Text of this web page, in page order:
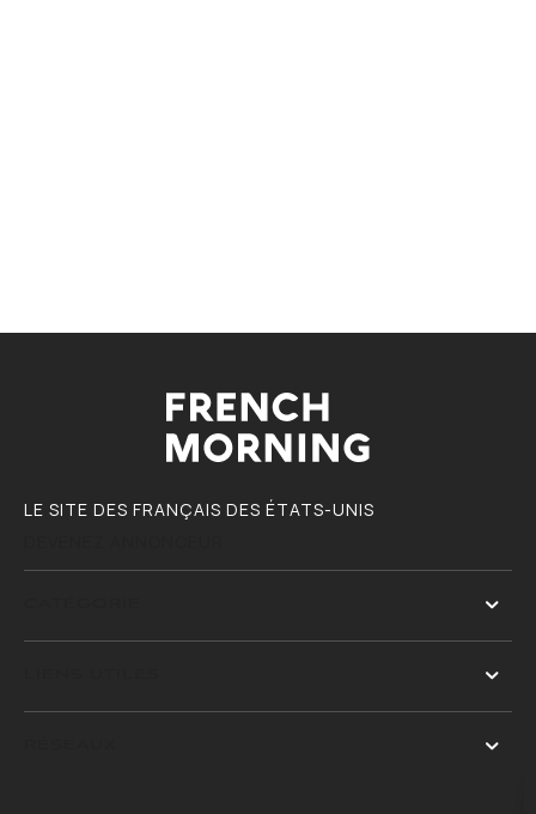
LE SITE DES FRANÇAIS DES ÉTATS-UNIS